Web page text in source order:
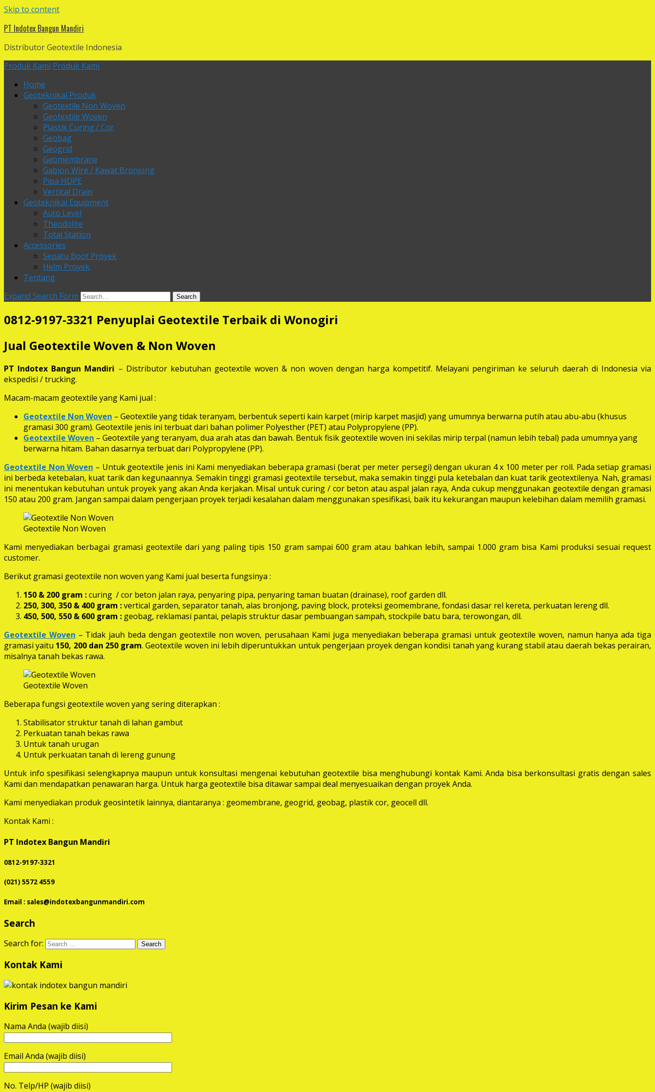
Skip to content
PT Indotex Bangun Mandiri
Distributor Geotextile Indonesia
Produk Kami Produk Kami
Home
Geoteknikal Produk
Geotextile Non Woven
Geotextile Woven
Plastik Curing / Cor
Geobag
Geogrid
Geomembrane
Gabion Wire / Kawat Bronjong
Pipa HDPE
Vertical Drain
Geoteknikal Equipment
Auto Level
Theodolite
Total Station
Accessories
Sepatu Boot Proyek
Helm Proyek
Tentang
Expand Search Form
Search
0812-9197-3321 Penyuplai Geotextile Terbaik di Wonogiri
Jual Geotextile Woven & Non Woven
PT Indotex Bangun Mandiri – Distributor kebutuhan geotextile woven & non woven dengan harga kompetitif. Melayani pengiriman ke seluruh daerah di Indonesia via
ekspedisi / trucking.
Macam-macam geotextile yang Kami jual :
Geotextile Non Woven – Geotextile yang tidak teranyam, berbentuk seperti kain karpet (mirip karpet masjid) yang umumnya berwarna putih atau abu-abu (khusus
gramasi 300 gram). Geotextile jenis ini terbuat dari bahan polimer Polyesther (PET) atau Polypropylene (PP).
Geotextile Woven – Geotextile yang teranyam, dua arah atas dan bawah. Bentuk fisik geotextile woven ini sekilas mirip terpal (namun lebih tebal) pada umumnya yang
berwarna hitam. Bahan dasarnya terbuat dari Polypropylene (PP).
Geotextile Non Woven – Untuk geotextile jenis ini Kami menyediakan beberapa gramasi (berat per meter persegi) dengan ukuran 4 x 100 meter per roll. Pada setiap gramasi
ini berbeda ketebalan, kuat tarik dan kegunaannya. Semakin tinggi gramasi geotextile tersebut, maka semakin tinggi pula ketebalan dan kuat tarik geotextilenya. Nah, gramasi
ini menentukan kebutuhan untuk proyek yang akan Anda kerjakan. Misal untuk curing / cor beton atau aspal jalan raya, Anda cukup menggunakan geotextile dengan gramasi
150 atau 200 gram. Jangan sampai dalam pengerjaan proyek terjadi kesalahan dalam menggunakan spesifikasi, baik itu kekurangan maupun kelebihan dalam memilih gramasi.
Geotextile Non Woven
Kami menyediakan berbagai gramasi geotextile dari yang paling tipis 150 gram sampai 600 gram atau bahkan lebih, sampai 1.000 gram bisa Kami produksi sesuai request
customer.
Berikut gramasi geotextile non woven yang Kami jual beserta fungsinya :
150 & 200 gram :curing / cor beton jalan raya, penyaring pipa, penyaring taman buatan (drainase), roof garden dll.
250, 300, 350 & 400 gram :vertical garden, separator tanah, alas bronjong, paving block, proteksi geomembrane, fondasi dasar rel kereta, perkuatan lereng dll.
450, 500, 550 & 600 gram : geobag, reklamasi pantai, pelapis struktur dasar pembuangan sampah, stockpile batu bara, terowongan, dll.
Geotextile Woven – Tidak jauh beda dengan geotextile non woven, perusahaan Kami juga menyediakan beberapa gramasi untuk geotextile woven, namun hanya ada tiga
gramasi yaitu 150, 200 dan 250 gram. Geotextile woven ini lebih diperuntukkan untuk pengerjaan proyek dengan kondisi tanah yang kurang stabil atau daerah bekas perairan,
misalnya tanah bekas rawa.
Geotextile Woven
Beberapa fungsi geotextile woven yang sering diterapkan :
Stabilisator struktur tanah di lahan gambut
Perkuatan tanah bekas rawa
Untuk tanah urugan
Untuk perkuatan tanah di lereng gunung
Untuk info spesifikasi selengkapnya maupun untuk konsultasi mengenai kebutuhan geotextile bisa menghubungi kontak Kami. Anda bisa berkonsultasi gratis dengan sales
Kami dan mendapatkan penawaran harga. Untuk harga geotextile bisa ditawar sampai deal menyesuaikan dengan proyek Anda.
Kami menyediakan produk geosintetik lainnya, diantaranya : geomembrane, geogrid, geobag, plastik cor, geocell dll.
Kontak Kami :
PT Indotex Bangun Mandiri
0812-9197-3321
(021) 5572 4559
Email : sales@indotexbangunmandiri.com
Search
Search for:
Kontak Kami
Kirim Pesan ke Kami
Nama Anda (wajib diisi)
Email Anda (wajib diisi)
No. Telp/HP (wajib diisi)